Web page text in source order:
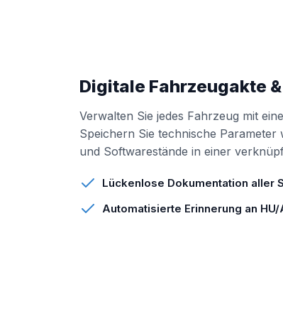
Digitale Fahrzeugakte
Verwalten Sie jedes Fahrzeug mit
Speichern Sie technische
und Softwarestände in einer
Lückenlose Dokumentation aller
Automatisierte Erinnerung an